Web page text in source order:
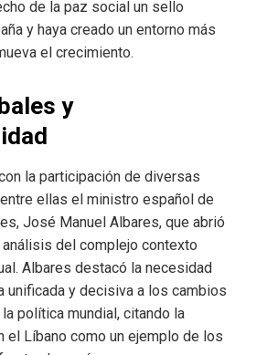
de la paz social un sello
y haya creado un entorno más
el crecimiento.
y
la participación de diversas
ellas el ministro español de
José Manuel Albares, que abrió
análisis del complejo contexto
Albares destacó la necesidad
unificada y decisiva a los cambios
política mundial, citando la
el Líbano como un ejemplo de los